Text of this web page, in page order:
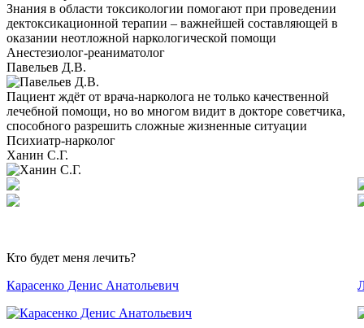
Знания в области токсикологии помогают при проведении
дектоксикационной терапии – важнейшей составляющей в
оказании неотложной наркологической помощи
Анестезиолог-реаниматолог
Павельев Д.В.
Пациент ждёт от врача-нарколога не только качественной
лечебной помощи, но во многом видит в докторе советчика,
способного разрешить сложные жизненные ситуации
Психиатр-нарколог
Ханин С.Г.
Кто будет меня лечить?
Карасенко Денис Анатольевич